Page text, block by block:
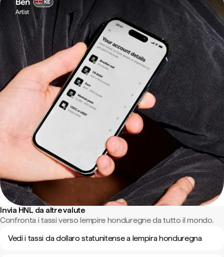
Invia HNL da altre valute
Confronta i tassi verso lempire honduregne da tutto il mondo.
Vedi i tassi da dollaro statunitense a lempira honduregna